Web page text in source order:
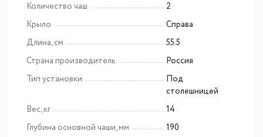
Количество чаш
2
Крыло
Справа
Длина, см
55.5
Страна производитель
Россия
Тип установки
Под
столешницей
Вес, кг
14
Глубина основной чаши, мм
190